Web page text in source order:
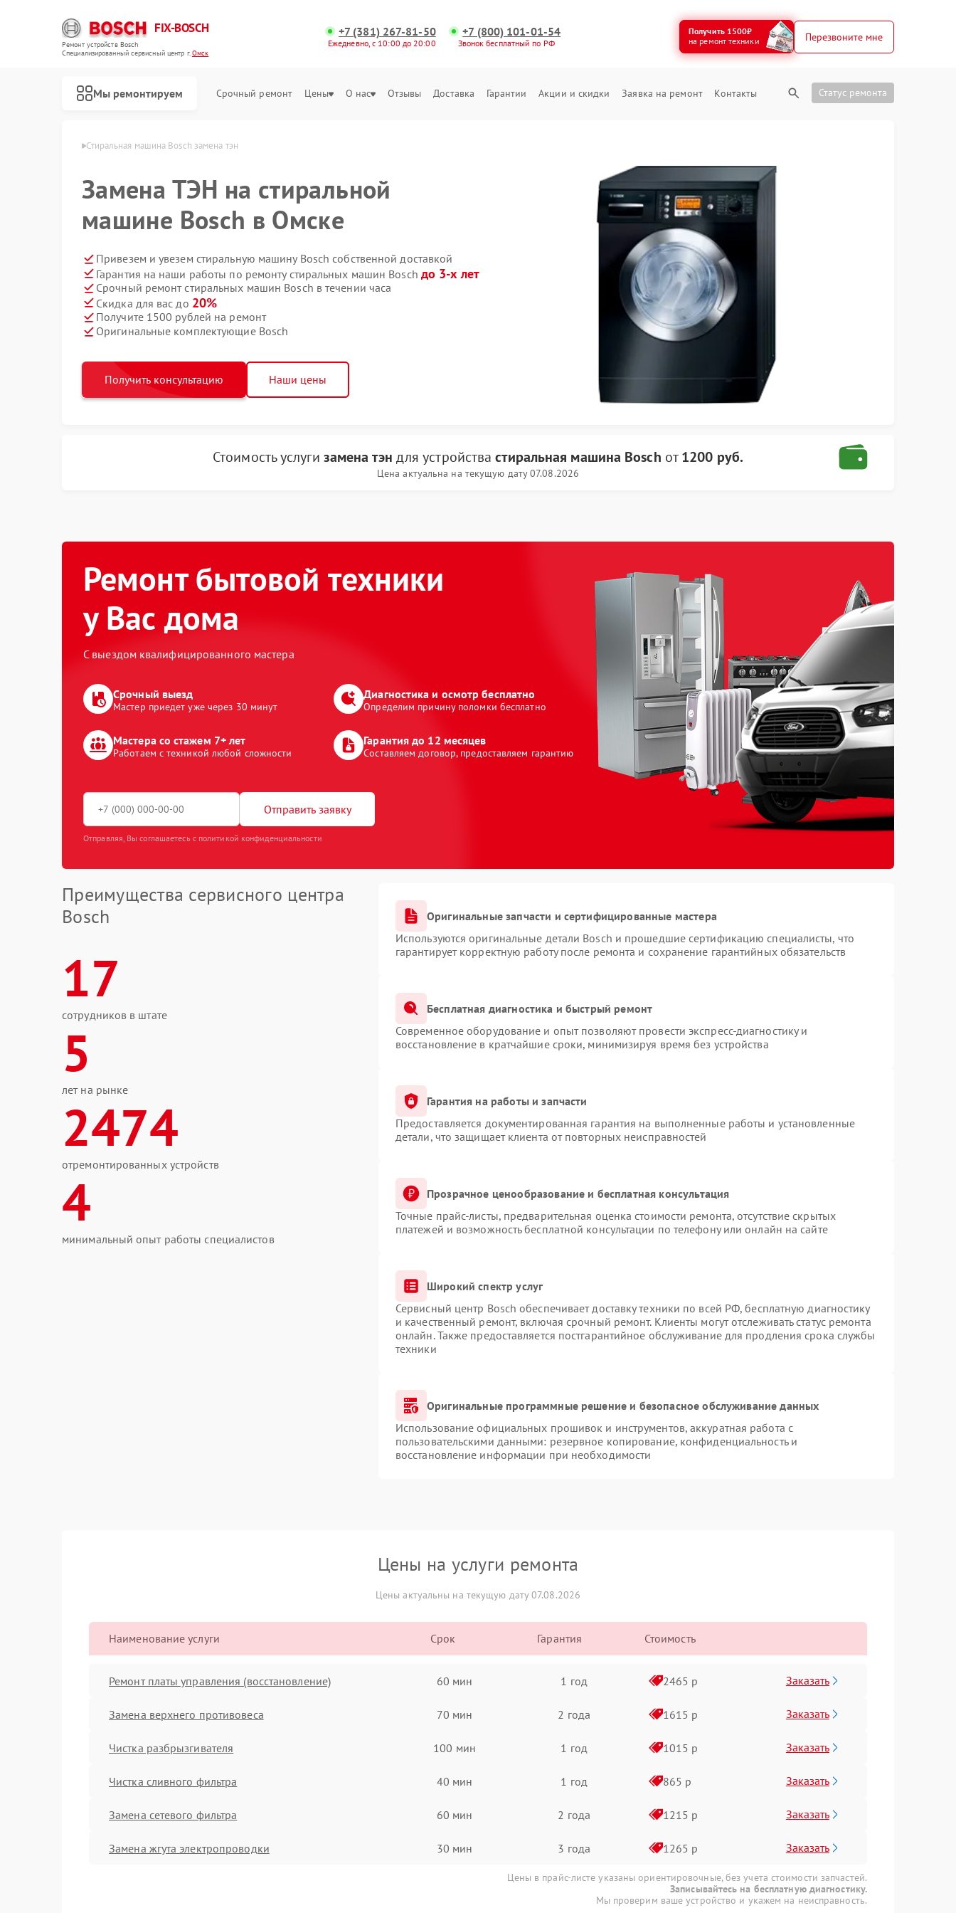
FIX-BOSCH
Ремонт устройств Bosch
Специализированный cервисный центр г.Омск
+7 (381) 267-81-50
Ежедневно, с 10:00 до 20:00
+7 (800) 101-01-54
Звонок бесплатный по РФ
Получить 1500₽
на ремонт техники
Перезвоните мне
Мы ремонтируем Срочный ремонт Цены О нас Отзывы Доставка Гарантии Акции и скидки Заявка на ремонт Контакты Статус ремонта
Bosch в Омске Стиральная машина Bosch замена тэн
Замена ТЭН на стиральной
машине Bosch в Омске
Привезем и увезем стиральную машину Bosch собственной доставкой
Гарантия на наши работы по ремонту стиральных машин Bosch до 3-х лет
Срочный ремонт стиральных машин Bosch в течении часа
Скидка для вас до 20%
Получите 1500 рублей на ремонт
Оригинальные комплектующие Bosch
Получить консультацию Наши цены
Стоимость услуги замена тэн для устройствастиральная машина Bosch от1200 руб.
Цена актуальна на текущую дату 07.08.2026
Ремонт бытовой техники
у Вас дома
С выездом квалифицированного мастера
Срочный выезд
Мастер приедет уже через 30 минут
Диагностика и осмотр бесплатно
Определим причину поломки бесплатно
Мастера со стажем 7+ лет
Работаем с техникой любой сложности
Гарантия до 12 месяцев
Составляем договор, предоставляем гарантию
Отправить заявку
Отправляя, Вы соглашаетесь с политикой конфиденциальности
Преимущества сервисного центра
Bosch
17
сотрудников в штате
5
лет на рынке
2474
отремонтированных устройств
4
минимальный опыт работы специалистов
Оригинальные запчасти и сертифицированные мастера
Используются оригинальные детали Bosch и прошедшие сертификацию специалисты, что
гарантирует корректную работу после ремонта и сохранение гарантийных обязательств
Бесплатная диагностика и быстрый ремонт
Современное оборудование и опыт позволяют провести экспресс-диагностику и
восстановление в кратчайшие сроки, минимизируя время без устройства
Гарантия на работы и запчасти
Предоставляется документированная гарантия на выполненные работы и установленные
детали, что защищает клиента от повторных неисправностей
Прозрачное ценообразование и бесплатная консультация
Точные прайс-листы, предварительная оценка стоимости ремонта, отсутствие скрытых
платежей и возможность бесплатной консультации по телефону или онлайн на сайте
Широкий спектр услуг
Сервисный центр Bosch обеспечивает доставку техники по всей РФ, бесплатную диагностику
и качественный ремонт, включая срочный ремонт. Клиенты могут отслеживать статус ремонта
онлайн. Также предоставляется постгарантийное обслуживание для продления срока службы
техники
Оригинальные программные решение и безопасное обслуживание данных
Использование официальных прошивок и инструментов, аккуратная работа с
пользовательскими данными: резервное копирование, конфиденциальность и
восстановление информации при необходимости
Цены на услуги ремонта
Цены актуальны на текущую дату 07.08.2026
Наименование услуги Срок Гарантия Стоимость
Ремонт платы управления (восстановление) 60 мин 1 год 2465 р Заказать
Замена верхнего противовеса 70 мин 2 года 1615 р Заказать
Чистка разбрызгивателя 100 мин 1 год 1015 р Заказать
Чистка сливного фильтра 40 мин 1 год 865 р Заказать
Замена сетевого фильтра 60 мин 2 года 1215 р Заказать
Замена жгута электропроводки 30 мин 3 года 1265 р Заказать
Цены в прайс-листе указаны ориентировочные, без учета стоимости запчастей.
Записывайтесь на бесплатную диагностику.
Мы проверим ваше устройство и укажем на неисправность.